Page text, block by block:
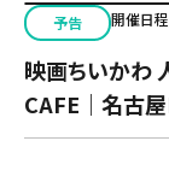
予告 開催日程
映画ちいかわ
CAFE｜名古